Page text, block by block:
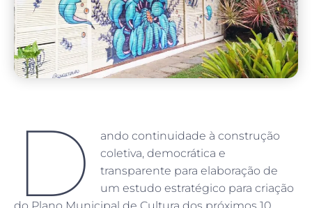
D
ando continuidade à construção
coletiva, democrática e
transparente para elaboração de
um estudo estratégico para criação
do Plano Municipal de Cultura dos próximos 10